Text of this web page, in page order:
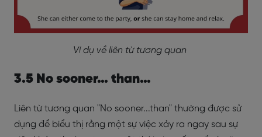
Ví dụ về liên từ tương quan
3.5 No sooner… than…
Liên từ tương quan "No sooner...than" thường được sử
dụng để biểu thị rằng một sự việc xảy ra ngay sau sự